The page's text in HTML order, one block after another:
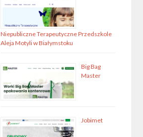
Niepubliczne Terapeutyczne Przedszkole
Aleja Motyli w Białymstoku
Big Bag
Master
Jobimet